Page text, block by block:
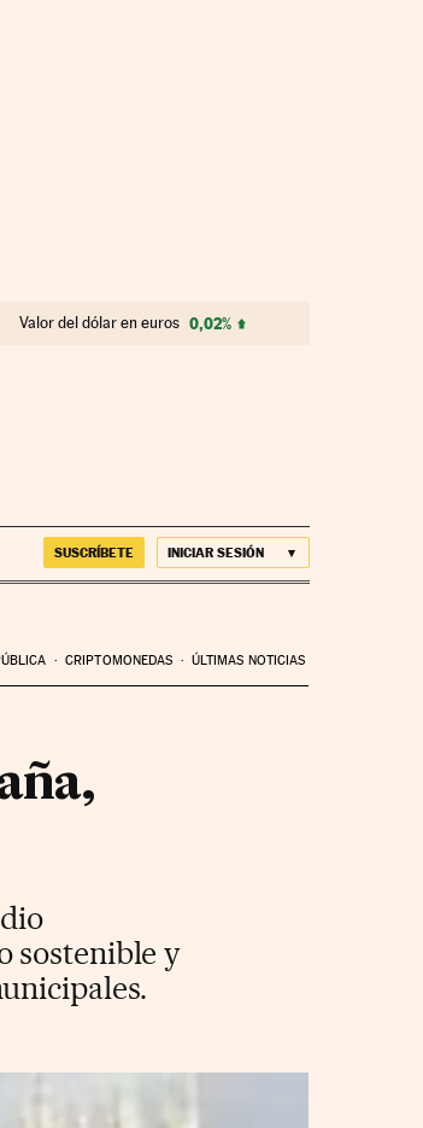
Valor del dólar en euros 0,02%
SUSCRÍBETE INICIAR SESIÓN
CRIPTOMONEDAS ÚLTIMAS NOTICIAS
sostenible y